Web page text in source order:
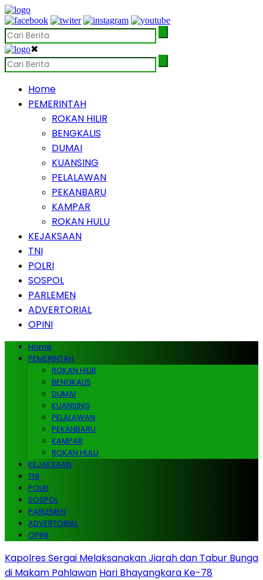
✖
Home
PEMERINTAH
ROKAN HILIR
BENGKALIS
DUMAI
KUANSING
PELALAWAN
PEKANBARU
KAMPAR
ROKAN HULU
KEJAKSAAN
TNI
POLRI
SOSPOL
PARLEMEN
ADVERTORIAL
OPINI
Home
PEMERINTAH
ROKAN HILIR
BENGKALIS
DUMAI
KUANSING
PELALAWAN
PEKANBARU
KAMPAR
ROKAN HULU
KEJAKSAAN
TNI
POLRI
SOSPOL
PARLEMEN
ADVERTORIAL
OPINI
Kapolres Sergai Melaksanakan Jiarah dan Tabur Bunga
di Makam Pahlawan Hari Bhayangkara Ke-78